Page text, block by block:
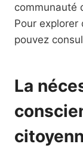
communauté
Pour explorer
pouvez
La